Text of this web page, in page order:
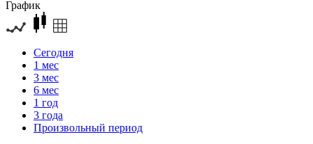
График
Сегодня
1 мес
3 мес
6 мес
1 год
3 года
Произвольный период